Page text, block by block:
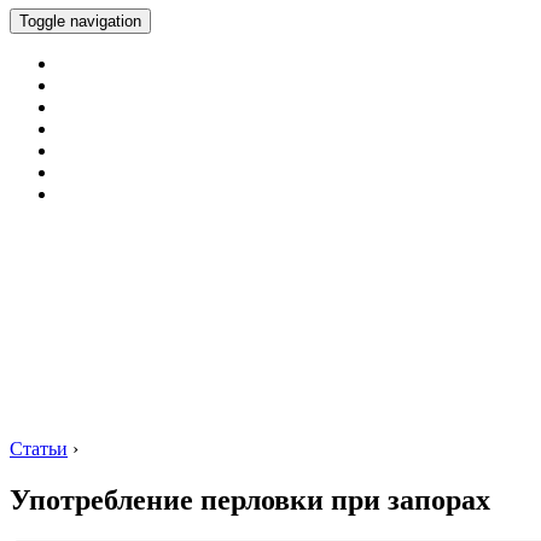
Toggle navigation
Статьи ›
Употребление перловки при запорах